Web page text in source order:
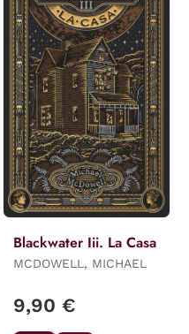
Blackwater Iii. La Casa
MCDOWELL, MICHAEL
9,90 €